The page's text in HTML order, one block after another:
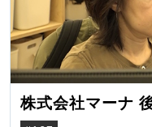
株式会社マーナ